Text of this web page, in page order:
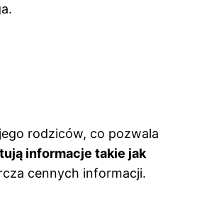
rodziców, co pozwala
informacje takie jak
cennych informacji.